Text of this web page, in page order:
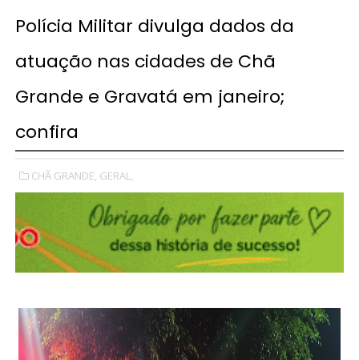
Polícia Militar divulga dados da
atuação nas cidades de Chã
Grande e Gravatá em janeiro;
confira
CHÃ GRANDE, GERAL,